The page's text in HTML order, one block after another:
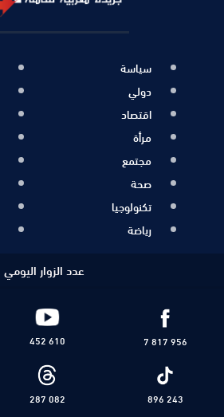
سياسة
دولي
اقتصاد
مرأة
مجتمع
صحة
تكنولوجيا
رياضة
عدد الزوار اليومي
7 817 956
452 610
896 243
287 082